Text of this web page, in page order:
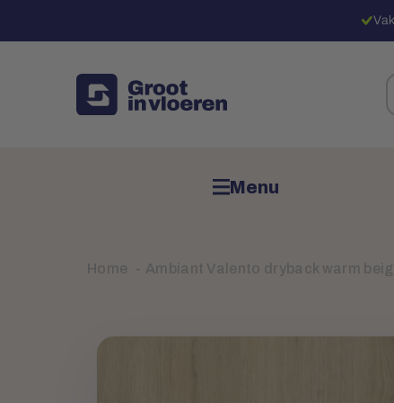
Menu
Home Ambiant Valento dryback warm